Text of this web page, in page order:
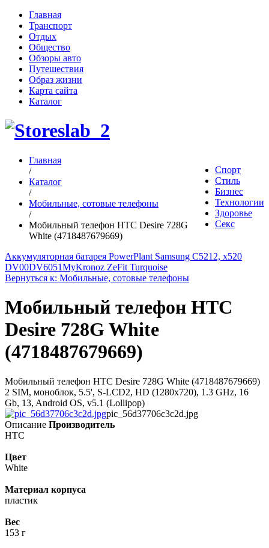
Главная
Транспорт
Отдых
Общество
Обзоры авто
Путешествия
Образ жизни
Карта сайта
Каталог
Спорт
Стиль
Бизнес
Технологии
Здоровье
Секс
Главная
/
Каталог
/
Мобильные, сотовые телефоны
/
Мобильный телефон HTC Desire 728G
White (4718487679669)
Аккумуляторная батарея PowerPlant Samsung C5212, x520
DV00DV6051MyKronoz ZeFit Turquoise
Вернуться к: Мобильные, сотовые телефоны
Мобильный телефон HTC
Desire 728G White
(4718487679669)
Мобильный телефон HTC Desire 728G White (4718487679669)
2 SIM, моноблок, 5.5', S-LCD2, HD (1280х720), 1.3 GHz, 16
Gb, 13, Android OS, v5.1 (Lollipop)
pic_56d37706c3c2d.jpg
Описание Производитель
HTC
Цвет
White
Материал корпуса
пластик
Вес
153 г